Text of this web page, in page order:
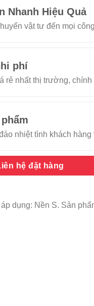
Nhanh Hiệu Quả
vật tư đến mọi
phí
rẻ nhất thị trường, chính
nhiệt tình khách hàng
hệ đặt hàng
dụng: Nền S. Sản